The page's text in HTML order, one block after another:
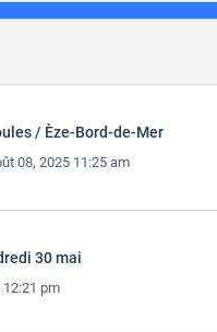
/ Èze-Bord-de-Mer
08, 2025 11:25 am
30 mai
12:21 pm